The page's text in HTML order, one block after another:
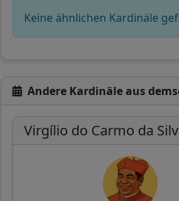
Keine ähnlichen Kardinäle
Andere Kardinäle aus
Virgílio do Carmo da